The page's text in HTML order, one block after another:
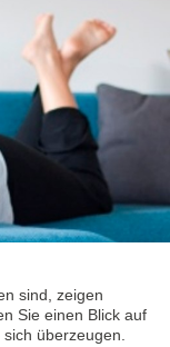
sind, zeigen
Sie einen Blick auf
überzeugen.